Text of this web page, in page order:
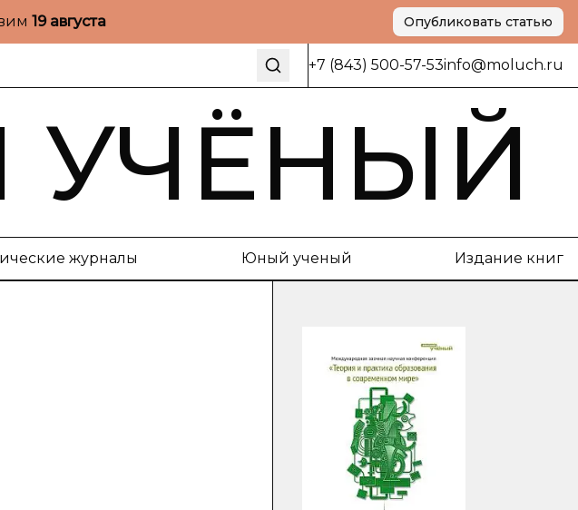
19 августа Опубликовать статью
+7 (843) 500-57-53info@moluch.ru
журналы Юный ученый Издание книг